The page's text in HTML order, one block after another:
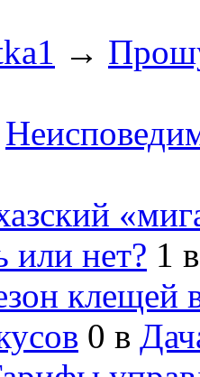
→
или нет? 1
клещей
0 в